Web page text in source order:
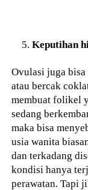
Keputihan
Ovulasi juga
atau bercak
membuat folikel
sedang
maka bisa
usia wanita
dan terkadang
kondisi hanya
perawatan. Tapi